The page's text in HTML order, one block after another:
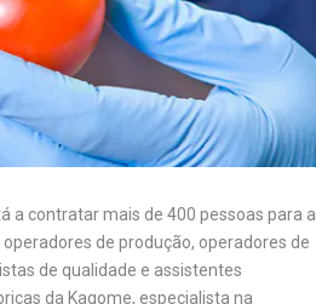
a contratar mais de 400 pessoas para a
de produção, operadores de
de qualidade e assistentes
da Kagome, especialista na